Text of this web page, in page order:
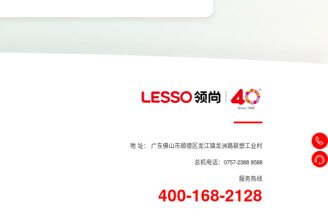
地 址： 广东佛山市顺德区龙江镇龙洲路联塑工业村
总机电话：0757-2388 8588
服务热线
400-168-2128